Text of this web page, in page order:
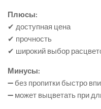
Плюсы:
✔ доступная цена
✔ прочность
✔ широкий выбор
Минусы:
➖ без пропитки быстро
➖ может выцветать при